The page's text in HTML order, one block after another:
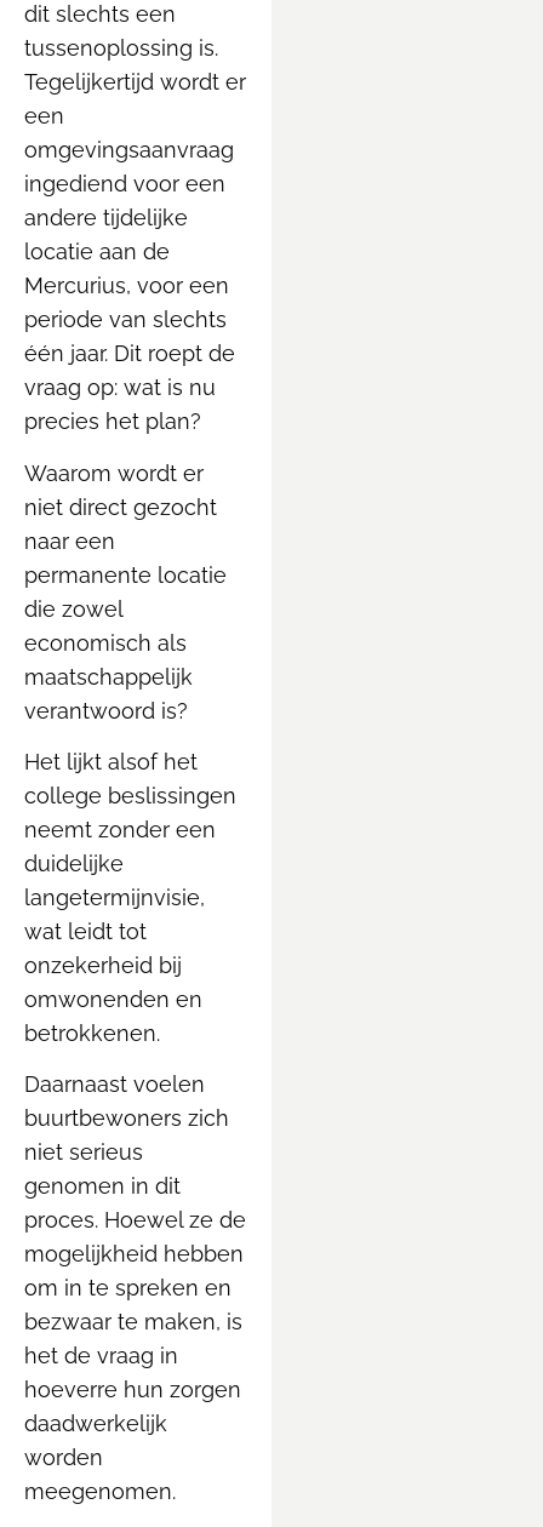
dit slechts een
tussenoplossing is.
Tegelijkertijd wordt er
een
omgevingsaanvraag
ingediend voor een
andere tijdelijke
locatie aan de
Mercurius, voor een
periode van slechts
één jaar. Dit roept de
vraag op: wat is nu
precies het plan?
Waarom wordt er
niet direct gezocht
naar een
permanente locatie
die zowel
economisch als
maatschappelijk
verantwoord is?
Het lijkt alsof het
college beslissingen
neemt zonder een
duidelijke
langetermijnvisie,
wat leidt tot
onzekerheid bij
omwonenden en
betrokkenen.
Daarnaast voelen
buurtbewoners zich
niet serieus
genomen in dit
proces. Hoewel ze de
mogelijkheid hebben
om in te spreken en
bezwaar te maken, is
het de vraag in
hoeverre hun zorgen
daadwerkelijk
worden
meegenomen.